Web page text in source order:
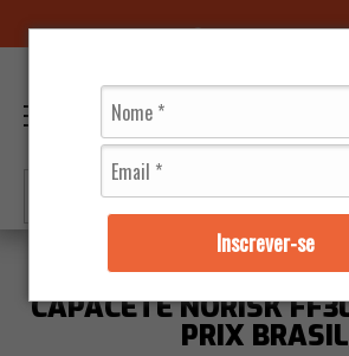
Inscrever-se
Capacete
CAPACETE NORISK
PRIX BRASIL